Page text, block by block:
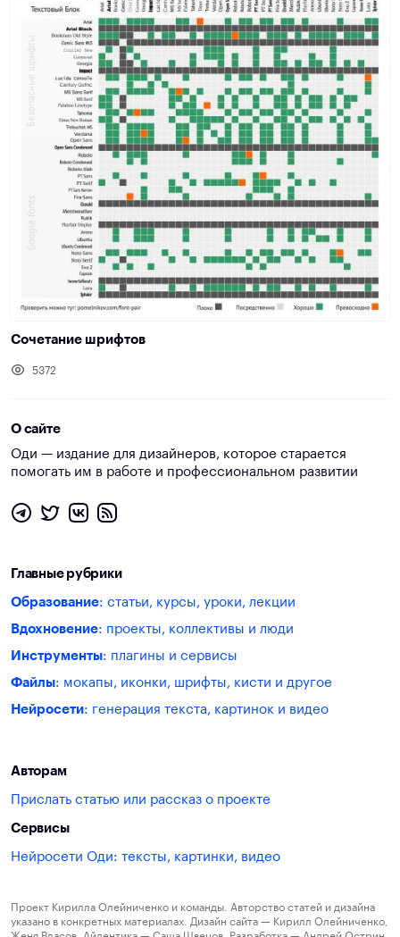
Сочетание шрифтов
5372
О сайте
Оди — издание для дизайнеров, которое старается
помогать им в работе и профессиональном развитии
Главные рубрики
Образование: статьи, курсы, уроки, лекции
Вдохновение: проекты, коллективы и люди
Инструменты: плагины и сервисы
Файлы: мокапы, иконки, шрифты, кисти и другое
Нейросети: генерация текста, картинок и видео
Авторам
Прислать статью или рассказ о проекте
Сервисы
Нейросети Оди: тексты, картинки, видео
Проект Кирилла Олейниченко и команды. Авторство статей и дизайна
указано в конкретных материалах. Дизайн сайта — Кирилл Олейниченко,